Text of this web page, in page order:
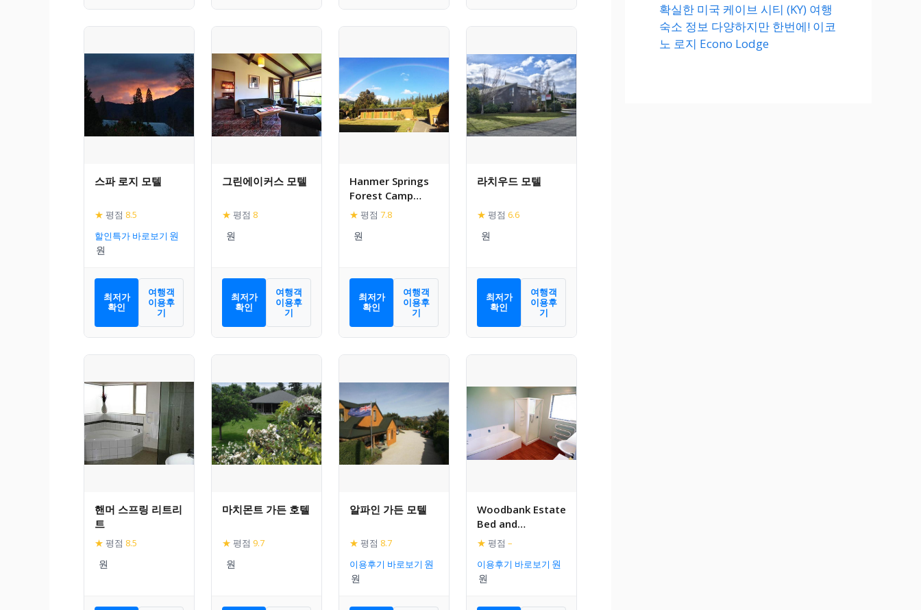
스파 로지 모텔
★ 평점 8.5
할인특가 바로보기
최저가
확인
여행객
이용후
기
그린에이커스 모텔
★ 평점 8
최저가
확인
여행객
이용후
기
Hanmer Springs
Forest Camp
Trust
★ 평점 7.8
최저가
확인
여행객
이용후
기
라치우드 모텔
★ 평점 6.6
최저가
확인
여행객
이용후
기
핸머 스프링 리트리
트
★ 평점 8.5
마치몬트 가든 호텔
★ 평점 9.7
알파인 가든 모텔
★ 평점 8.7
이용후기 바로보기
Woodbank Estate
Bed and
Breakfast
★ 평점 –
이용후기 바로보기
확실한 미국 케이브 시티 (KY) 여행
숙소 정보 다양하지만 한번에! 이코
노 로지 Econo Lodge